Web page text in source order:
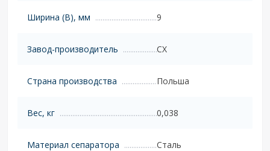
Ширина (B), мм 9
Завод-производитель CX
Страна производства Польша
Вес, кг 0,038
Материал сепаратора Сталь